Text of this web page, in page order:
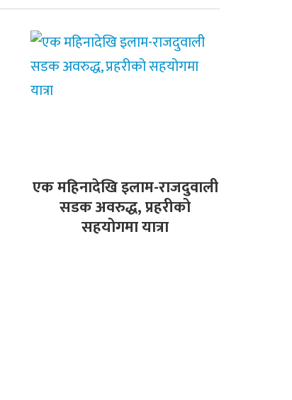
एक महिनादेखि इलाम-राजदुवाली
सडक अवरुद्ध, प्रहरीको
सहयोगमा यात्रा